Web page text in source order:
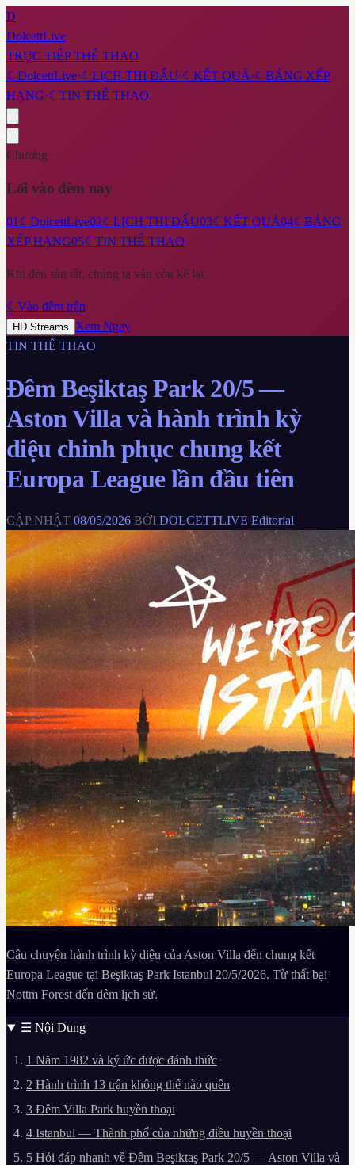
D
DolcettLive
TRỰC TIẾP THỂ THAO
☾ DolcettLive·☾ LỊCH THI ĐẤU·☾ KẾT QUẢ ·☾ BẢNG XẾP
HẠNG·☾ TIN THỂ THAO
Chương
Lối vào đêm nay
01☾ DolcettLive02☾ LỊCH THI ĐẤU03☾ KẾT QUẢ04☾ BẢNG
XẾP HẠNG05☾ TIN THỂ THAO
Khi đèn sân tắt, chúng ta vẫn còn kể lại.
☾ Vào đêm trận
HD Streams Xem Ngay
TIN THỂ THAO
Đêm Beşiktaş Park 20/5 —
Aston Villa và hành trình kỳ
diệu chinh phục chung kết
Europa League lần đầu tiên
CẬP NHẬT 08/05/2026 BỞI DOLCETTLIVE Editorial
Câu chuyện hành trình kỳ diệu của Aston Villa đến chung kết
Europa League tại Beşiktaş Park Istanbul 20/5/2026. Từ thất bại
Nottm Forest đến đêm lịch sử.
☰ Nội Dung
1 Năm 1982 và ký ức được đánh thức
2 Hành trình 13 trận không thể nào quên
3 Đêm Villa Park huyền thoại
4 Istanbul — Thành phố của những điều huyền thoại
5 Hỏi đáp nhanh về Đêm Beşiktaş Park 20/5 — Aston Villa và